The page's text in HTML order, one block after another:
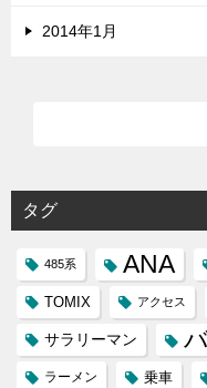
2014年1月
タグ
485系 ANA
TOMIX アクセス
サラリーマン
ラーメン 乗車